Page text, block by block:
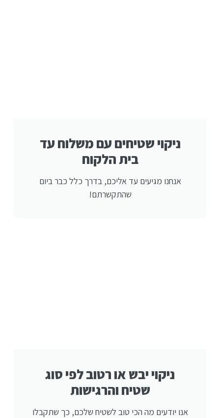
ניקוי שטיחים עם משלוח עד
בית הלקוח
אנחנו מגיעים עד אליכם, בדרך כלל כבר ביום
שהתקשרתם!
ניקוי יבש או רטוב לפי סוג
שטיח והרגישות
אנו יודעים מה הכי טוב לשטיח שלכם, כך שתקבלו